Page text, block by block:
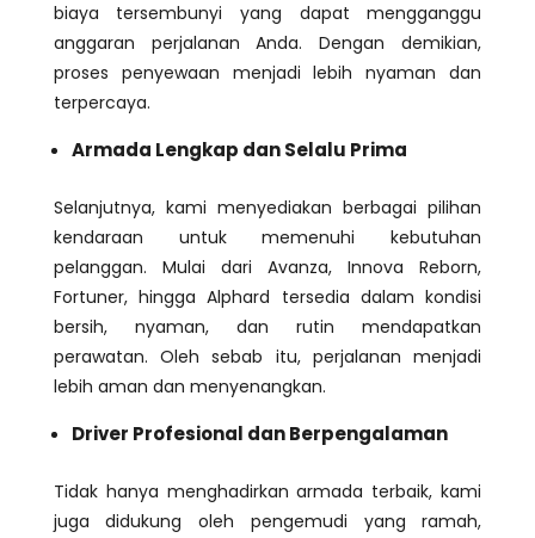
biaya tersembunyi yang dapat mengganggu
anggaran perjalanan Anda. Dengan demikian,
proses penyewaan menjadi lebih nyaman dan
terpercaya.
Armada Lengkap dan Selalu Prima
Selanjutnya, kami menyediakan berbagai pilihan
kendaraan untuk memenuhi kebutuhan
pelanggan. Mulai dari Avanza, Innova Reborn,
Fortuner, hingga Alphard tersedia dalam kondisi
bersih, nyaman, dan rutin mendapatkan
perawatan. Oleh sebab itu, perjalanan menjadi
lebih aman dan menyenangkan.
Driver Profesional dan Berpengalaman
Tidak hanya menghadirkan armada terbaik, kami
juga didukung oleh pengemudi yang ramah,